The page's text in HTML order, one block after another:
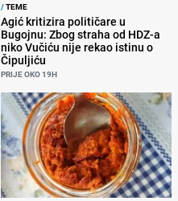
/TEME
Agić kritizira političare u
Bugojnu: Zbog straha od HDZ-a
niko Vučiću nije rekao istinu o
Čipuljiću
PRIJE OKO 19H